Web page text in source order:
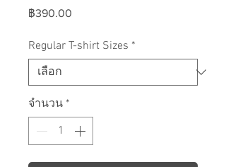
฿390.00
Regular T-shirt Sizes *
จำนวน *